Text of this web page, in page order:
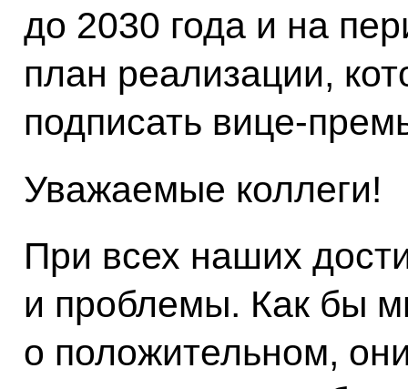
до 2030 года и на
план реализации,
подписать вице-
Уважаемые коллеги!
При всех наших
и проблемы. Как бы
о положительном,